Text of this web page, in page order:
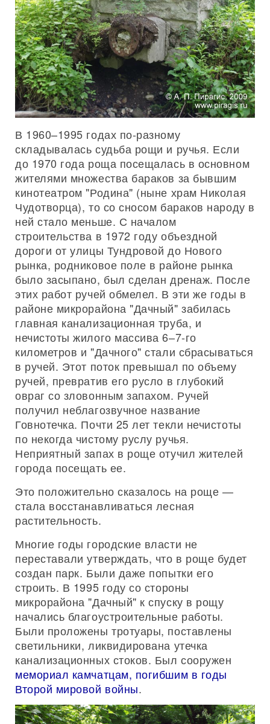
В 1960–1995 годах по-разному
складывалась судьба рощи и ручья. Если
до 1970 года роща посещалась в основном
жителями множества бараков за бывшим
кинотеатром "Родина" (ныне храм Николая
Чудотворца), то со сносом бараков народу в
ней стало меньше. С началом
строительства в 1972 году объездной
дороги от улицы Тундровой до Нового
рынка, родниковое поле в районе рынка
было засыпано, был сделан дренаж. После
этих работ ручей обмелел. В эти же годы в
районе микрорайона "Дачный" забилась
главная канализационная труба, и
нечистоты жилого массива 6–7-го
километров и "Дачного" стали сбрасываться
в ручей. Этот поток превышал по объему
ручей, превратив его русло в глубокий
овраг со зловонным запахом. Ручей
получил неблагозвучное название
Говнотечка. Почти 25 лет текли нечистоты
по некогда чистому руслу ручья.
Неприятный запах в роще отучил жителей
города посещать ее.
Это положительно сказалось на роще —
стала восстанавливаться лесная
растительность.
Многие годы городские власти не
переставали утверждать, что в роще будет
создан парк. Были даже попытки его
строить. В 1995 году со стороны
микрорайона "Дачный" к спуску в рощу
начались благоустроительные работы.
Были проложены тротуары, поставлены
светильники, ликвидирована утечка
канализационных стоков. Был сооружен
мемориал камчатцам, погибшим в годы
Второй мировой войны.